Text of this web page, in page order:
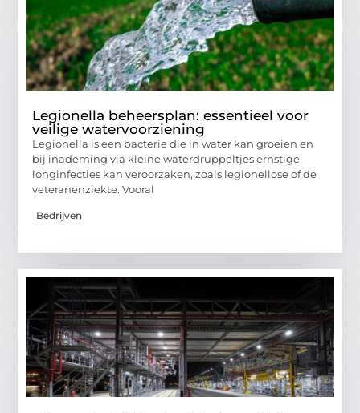
Legionella beheersplan: essentieel voor
veilige watervoorziening
Legionella is een bacterie die in water kan groeien en
bij inademing via kleine waterdruppeltjes ernstige
longinfecties kan veroorzaken, zoals legionellose of de
veteranenziekte. Vooral
Bedrijven